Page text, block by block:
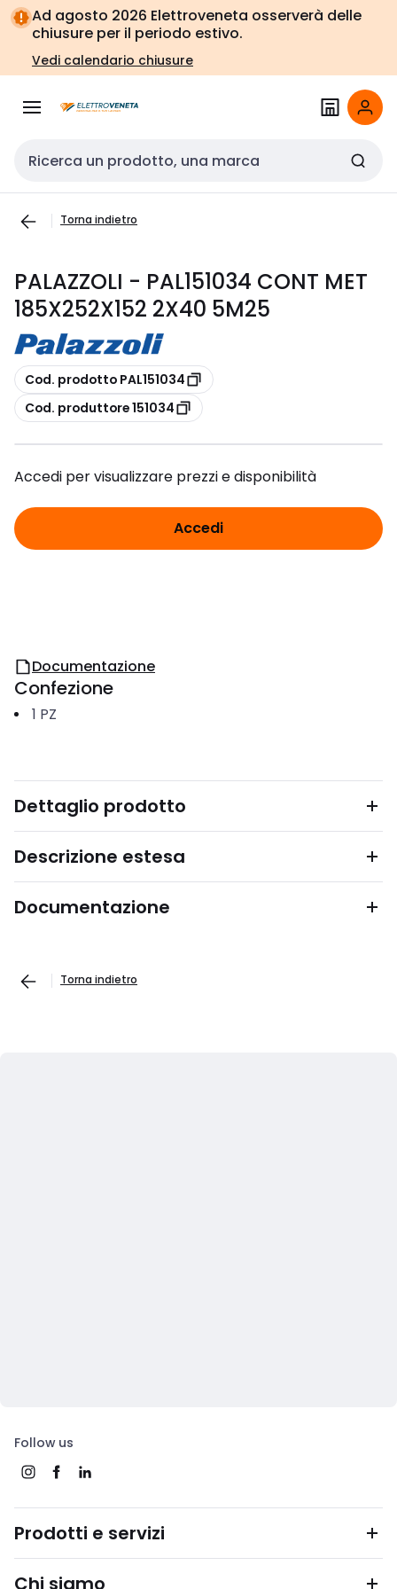
Vai alla
navigazione
Vai
alla
pagina
Ad agosto 2026 Elettroveneta osserverà delle
chiusure per il periodo estivo.
Vedi calendario chiusure
Cerca input
Torna indietro
PALAZZOLI - PAL151034 CONT MET
185X252X152 2X40 5M25
copia
Cod. prodotto PAL151034
copia
Cod. produttore 151034
Accedi per visualizzare prezzi e disponibilità
Accedi
Documentazione
Confezione
1 PZ
Dettaglio prodotto
Descrizione estesa
Documentazione
Torna indietro
Follow us
Prodotti e servizi
Chi siamo